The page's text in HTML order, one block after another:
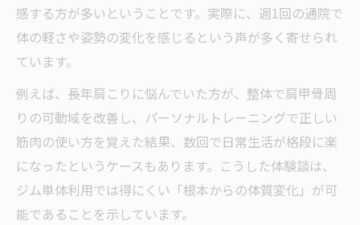
感する方が多いということです。実際に、週1回の通院で
体の軽さや姿勢の変化を感じるという声が多く寄せられ
ています。
例えば、長年肩こりに悩んでいた方が、整体で肩甲骨周
りの可動域を改善し、パーソナルトレーニングで正しい
筋肉の使い方を覚えた結果、数回で日常生活が格段に楽
になったというケースもあります。こうした体験談は、
ジム単体利用では得にくい「根本からの体質変化」が可
能であることを示しています。